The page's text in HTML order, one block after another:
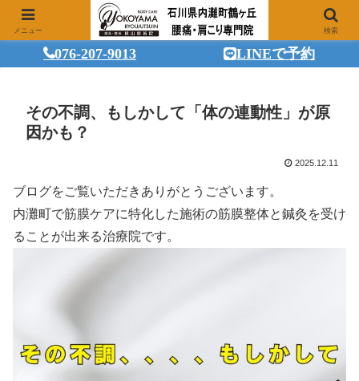
076-207-9013 LINEで予約
その不調、もしかして「体の連動性」が原
因かも？
2025.12.11
ブログをご覧いただきありがとうございます。
内灘町で筋膜ケアに特化した施術の筋膜整体と鍼灸を受け
ることが出来る治療院です。
メニュー 検索